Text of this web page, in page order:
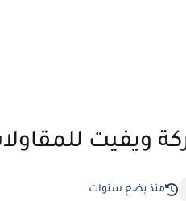
ويفيت
منذ بضع سنوات